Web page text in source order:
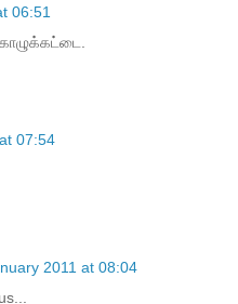
06:51
07:54
2011 at 08:04